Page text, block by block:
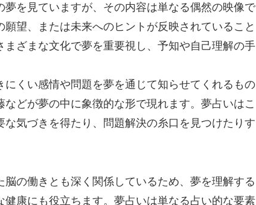
を見ていますが、その内容は単なる偶然の映像で
望、または未来へのヒントが反映されていること
ざまな文化で夢を重要視し、予知や自己理解の手
くい感情や問題を夢を通じて知らせてくれるもの
どが夢の中に象徴的な形で現れます。夢占いはこ
気づきを得たり、問題解決の糸口を見つけたりす
の働きとも深く関係しているため、夢を理解する
康にも役立ちます。夢占いは単なる占い的な要素